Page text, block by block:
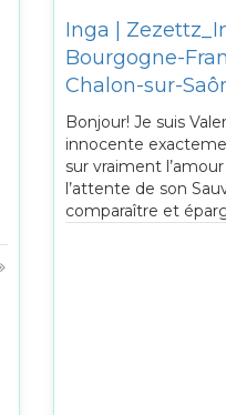
Inga |
Bourgogne-
Chalon-sur-
Bonjour! Je suis
innocente
sur vraiment
l’attente de son
comparaître et